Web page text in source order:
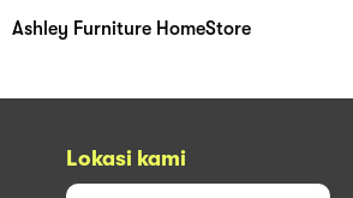
Ashley Furniture HomeStore
Lokasi kami